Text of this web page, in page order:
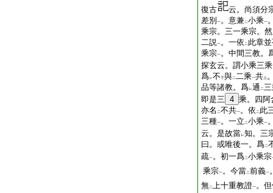
復古
云。尚須分
差別 一。意兼二小乘一
乘宗。三一乘宗。
二説一。一依 二 此章
乘宗一。中間三教。
探玄云。謂小乘三
爲レ不下與二二乘一共 上
品等諸教。爲レ通 二
即是三 4 乘。四阿
亦名 二不共一。依 二 此
三種一。一立 二小乘一
云。是故當レ知。三
曰。或唯後一。爲二
疏一。初一爲二小乘宗
乘宗一。今當二前義一
無二上十重教證一。